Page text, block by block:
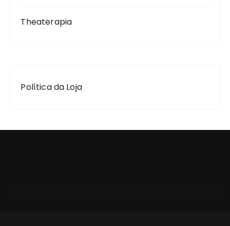
Theaterapia
Política da Loja